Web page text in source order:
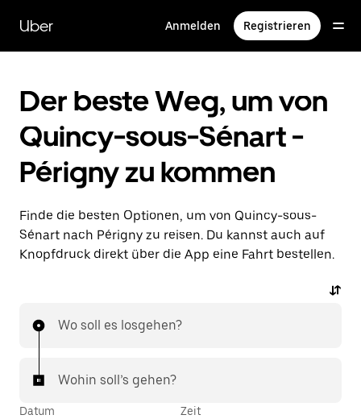
zum
Hauptinhalt
Uber Anmelden Registrieren
Der beste Weg, um von
Quincy-sous-Sénart -
Périgny zu kommen
Finde die besten Optionen, um von Quincy-sous-
Sénart nach Périgny zu reisen. Du kannst auch auf
Knopfdruck direkt über die App eine Fahrt bestellen.
Wo soll es losgehen?
Wohin soll’s gehen?
Datum Zeit